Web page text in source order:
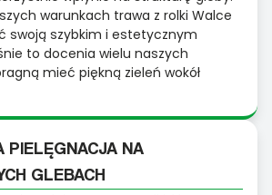
warunkach trawa z rolki Walce
swoją szybkim i estetycznym
to docenia wielu naszych
mieć piękną zieleń wokół
PIELĘGNACJA NA
GLEBACH